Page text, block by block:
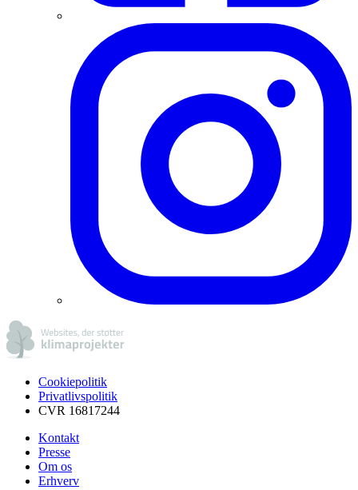
Cookiepolitik
Privatlivspolitik
CVR 16817244
Kontakt
Presse
Om os
Erhverv